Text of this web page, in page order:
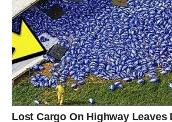
graška i boranije, pripremljenih bez
očuvale nutritivne vrednosti. Ova jela su
vlaknima, što je ključno za osjećaj sitosti
probave. Ono što je posebno zanimljivo
hleb i gazirane napitke, koji su često
prekomjernu težinu. Njena večera se
obroci se prekidaju do 18 časova, čime
razmak između obroka, omogućavajući